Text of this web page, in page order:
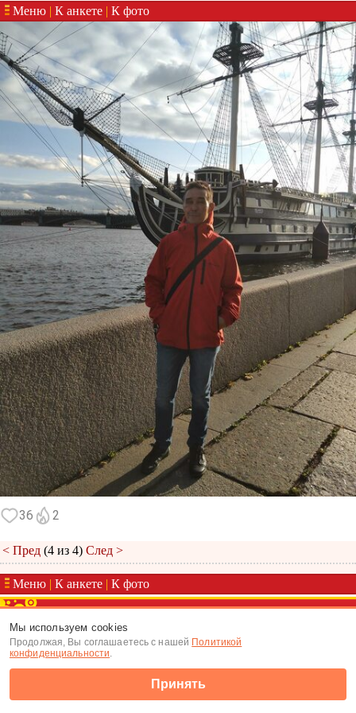
Меню | К анкете | К фото
36 2
< Пред (4 из 4) След >
Меню | К анкете | К фото
(c) Tabor.ru 2026
Мы используем cookies
Продолжая, Вы соглашаетесь с нашей Политикой
конфиденциальности.
Принять